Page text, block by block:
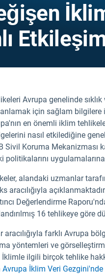
Avrupa genelinde
için sağlam bilgilere
en önemli iklim
nasıl etkilediğine
Sivil Koruma
alandaki uzmanlar
Değerlendirme
16 tehlikeye göre
farklı Avrupa
yöntemleri ve
ilgili birçok tehlike
Avrupa İklim Veri Gezgini'nde